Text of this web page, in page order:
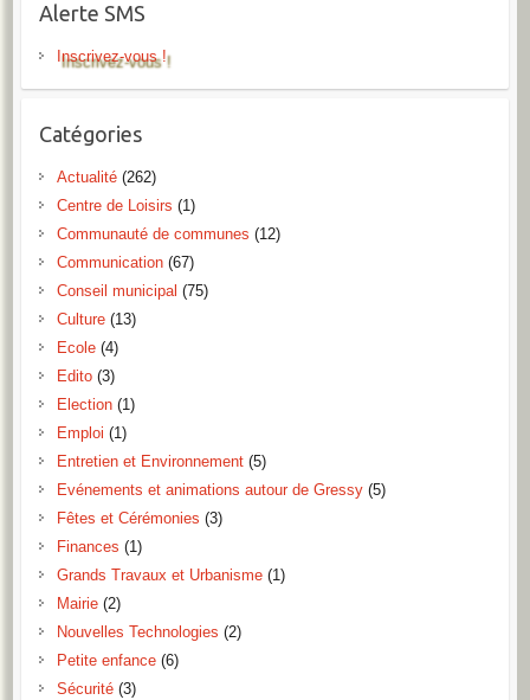
Alerte SMS
Inscrivez-vous !
Catégories
Actualité(262)
Centre de Loisirs (1)
Communauté de communes (12)
Communication(67)
Conseil municipal (75)
Culture(13)
Ecole(4)
Edito(3)
Election(1)
Emploi (1)
Entretien et Environnement(5)
Evénements et animations autour de Gressy(5)
Fêtes et Cérémonies (3)
Finances (1)
Grands Travaux et Urbanisme(1)
Mairie(2)
Nouvelles Technologies (2)
Petite enfance(6)
Sécurité(3)